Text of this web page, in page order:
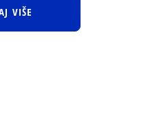
VIŠE